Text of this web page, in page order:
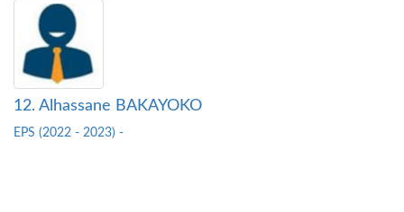
12. Alhassane BAKAYOKO
EPS (2022 - 2023) -